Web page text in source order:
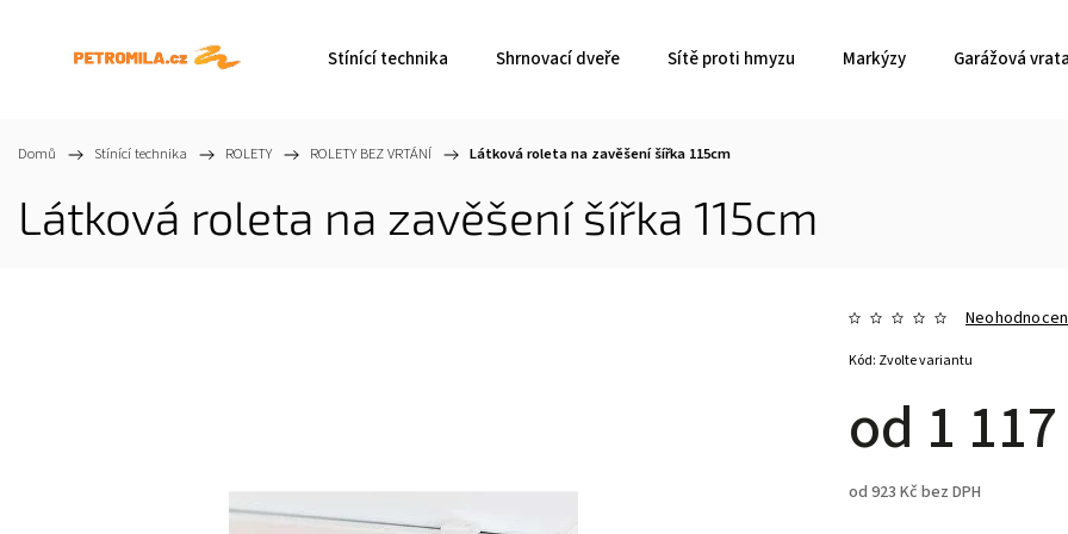
Stínící technika Shrnovací dveře Sítě proti hmyzu Markýzy Garážová vrata
Domů / Stínící technika / ROLETY / ROLETY BEZ VRTÁNÍ / Látková roleta na zavěšení šířka 115cm
Látková roleta na zavěšení šířka 115cm
od 1
od923 Kč bez DPH
Kód: Zvolte variantu